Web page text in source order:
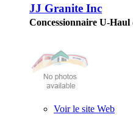
JJ Granite Inc
Concessionnaire U-Haul
Voir le site Web